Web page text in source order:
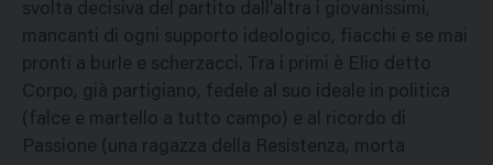
svolta decisiva del partito dall'altra i giovanissimi,
mancanti di ogni supporto ideologico, fiacchi e se mai
pronti a burle e scherzacci. Tra i primi è Elio detto
Corpo, già partigiano, fedele al suo ideale in politica
(falce e martello a tutto campo) e al ricordo di
Passione (una ragazza della Resistenza, morta